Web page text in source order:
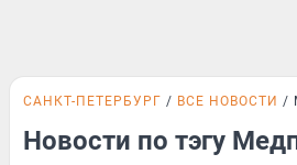
САНКТ-ПЕТЕРБУРГ ВСЕ НОВОСТИ
Новости по тэгу